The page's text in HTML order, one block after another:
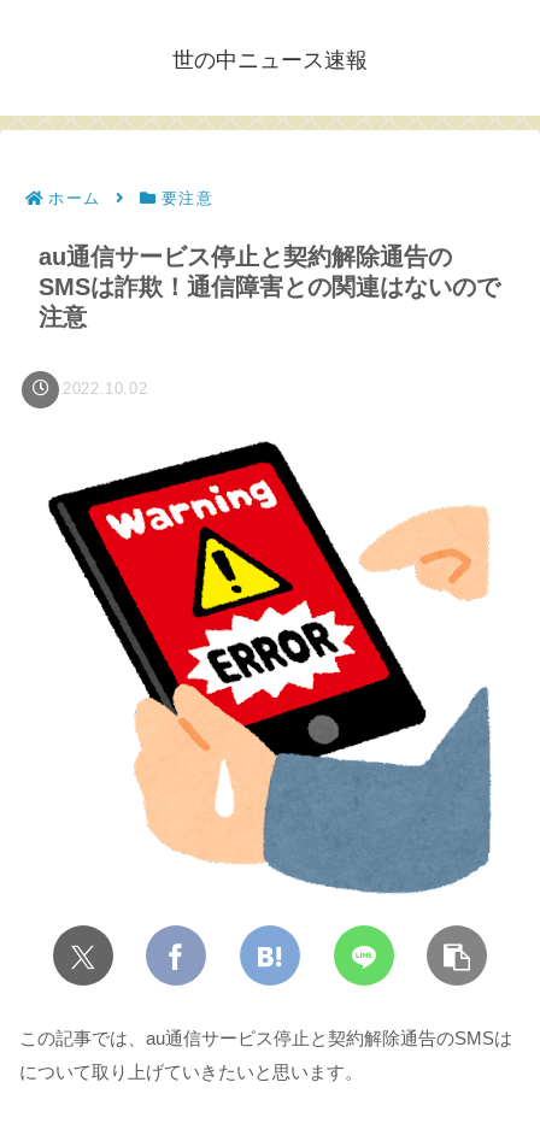
世の中ニュース速報
ホーム 要注意
au通信サービス停止と契約解除通告の
SMSは詐欺！通信障害との関連はないので
注意
2022.10.02
この記事では、au通信サービス停止と契約解除通告のSMSは
について取り上げていきたいと思います。